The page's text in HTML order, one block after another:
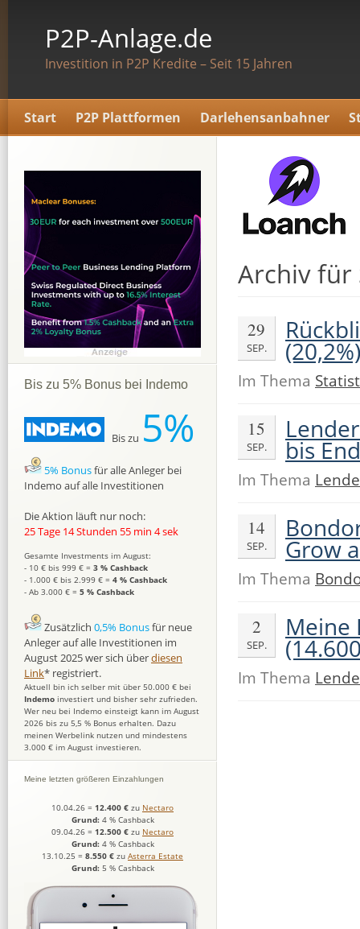
P2P-Anlage.de
Investition in P2P Kredite – Seit 15 Jahren
Start P2P Plattformen Darlehensanbahner
Archiv für
29
SEP. (20,2%)
Im Thema
15
SEP. bis
Im Thema
14
SEP. Grow
Im Thema
2
SEP.
Meine
Im Thema
Bis zu 5% Bonus bei Indemo
Bis zu 5%
5% Bonusfür alle Anleger bei
Indemo auf alle Investitionen
Die Aktion läuft nur noch:
25 Tage 14 Stunden 55 min 3 sek
Gesamte Investments im August:
- 10 € bis 999 € = 3 % Cashback
- 1.000 € bis 2.999 € = 4 % Cashback
- Ab 3.000 € = 5 % Cashback
Zusätzlich 0,5% Bonusfür neue
Anleger auf alle Investitionen im
August 2025 wer sich überdiesen
Link* registriert.
Aktuell bin ich selber mit über 50.000 € bei
Indemo investiert und bisher sehr zufrieden.
Wer neu bei Indemo einsteigt kann im August
2026 bis zu 5,5 % Bonus erhalten. Dazu
meinen Werbelink nutzen und mindestens
3.000 € im August investieren.
Meine letzten größeren Einzahlungen
10.04.26 = 12.400 € zu Nectaro
Grund: 4 % Cashback
09.04.26 = 12.500 € zu Nectaro
Grund: 4 % Cashback
13.10.25 = 8.550 € zu Asterra Estate
Grund: 5 % Cashback